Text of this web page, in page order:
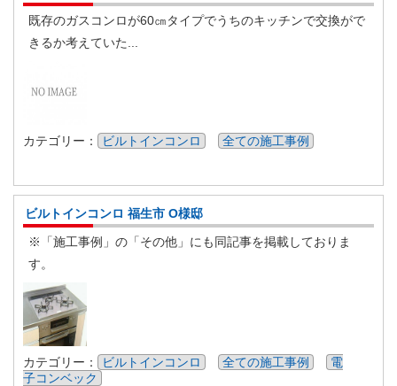
既存のガスコンロが60㎝タイプでうちのキッチンで交換がで
きるか考えていた...
カテゴリー： ビルトインコンロ 全ての施工事例
ビルトインコンロ 福生市 O様邸
※「施工事例」の「その他」にも同記事を掲載しておりま
す。
カテゴリー： ビルトインコンロ 全ての施工事例
電
子コンベック